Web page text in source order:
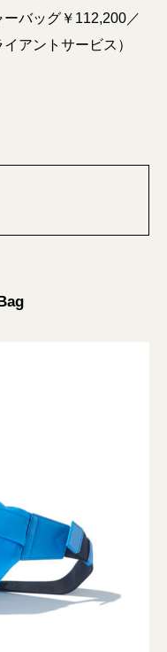
バッグ￥112,200／
アントサービス）